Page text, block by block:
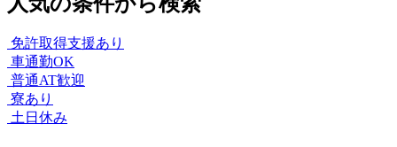
免許取得支援あり
車通勤OK
普通AT歓迎
寮あり
土日休み